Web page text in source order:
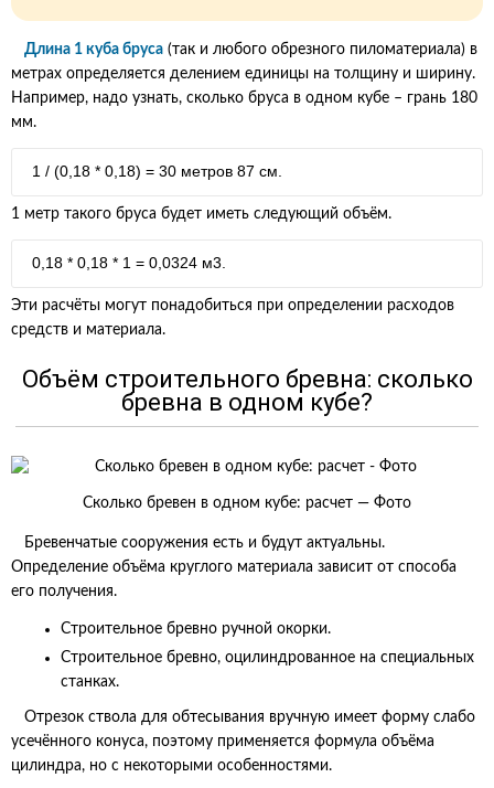
Длина 1 куба бруса (так и любого обрезного пиломатериала) в
метрах определяется делением единицы на толщину и ширину.
Например, надо узнать, сколько бруса в одном кубе – грань 180
мм.
1 / (0,18 * 0,18) = 30 метров 87 см.
1 метр такого бруса будет иметь следующий объём.
0,18 * 0,18 * 1 = 0,0324 м3.
Эти расчёты могут понадобиться при определении расходов
средств и материала.
Объём строительного бревна: сколько
бревна в одном кубе?
Сколько бревен в одном кубе: расчет — Фото
Бревенчатые сооружения есть и будут актуальны.
Определение объёма круглого материала зависит от способа
его получения.
Строительное бревно ручной окорки.
Строительное бревно, оцилиндрованное на специальных
станках.
Отрезок ствола для обтесывания вручную имеет форму слабо
усечённого конуса, поэтому применяется формула объёма
цилиндра, но с некоторыми особенностями.